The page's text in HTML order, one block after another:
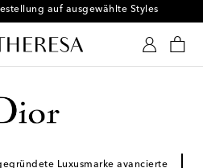
auf ausgewählte Styles
Luxusmarke avancierte